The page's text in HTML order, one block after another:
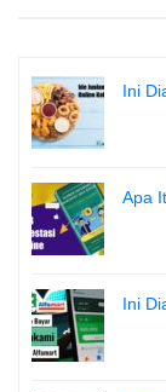
Ini
Apa
Ini